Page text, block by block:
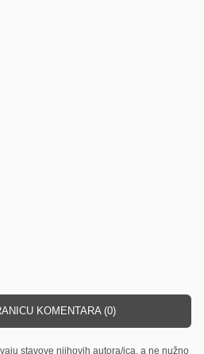
KOMENTARA (0)
stavove njihovih autora/ica, a ne nužno